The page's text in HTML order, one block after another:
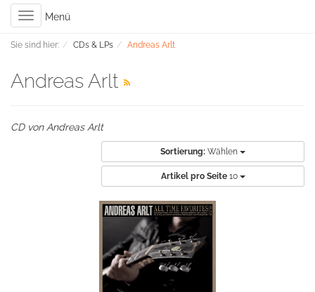
Toggle
navigation
Menü
Sie sind hier: CDs & LPs Andreas Arlt
Andreas Arlt
CD von Andreas Arlt
Sortierung: Wählen
Artikel pro Seite 10